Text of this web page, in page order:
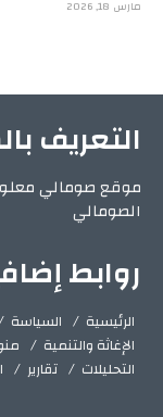
مارس 18, 2026
التعريف
موقع صومالي
الصومالي
روابط
الرئيسية السياسة
الإغاثة والتنمية
التحليلات
تقارير